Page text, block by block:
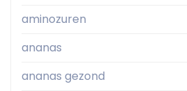
aminozuren
ananas
ananas gezond